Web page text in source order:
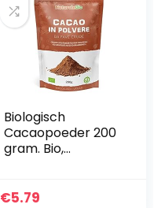
Biologisch
Cacaopoeder 200
gram. Bio,
Peru van de Boom
€5.79